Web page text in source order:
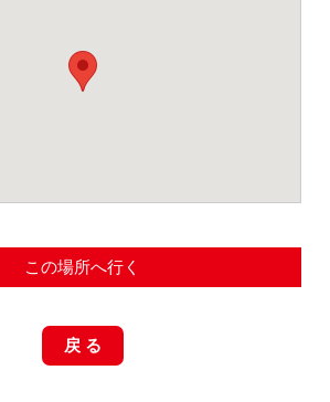
この場所へ行く
戻 る